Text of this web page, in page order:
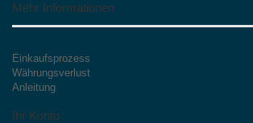
Mehr Informationen
Einkaufsprozess
Währungsverlust
Anleitung
Ihr Konto